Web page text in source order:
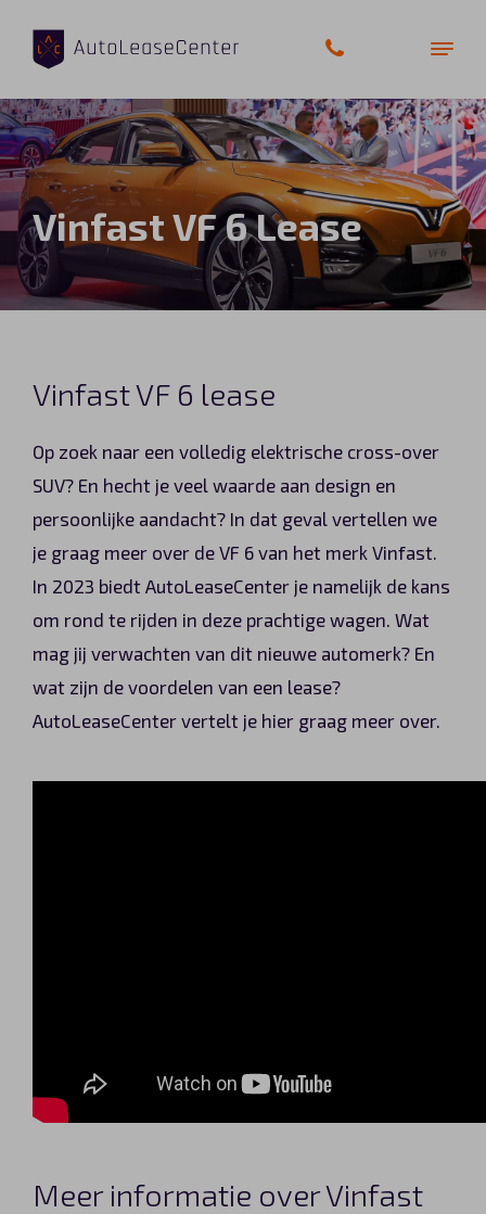
Vinfast VF 6 Lease
Vinfast VF 6 lease
Op zoek naar een volledig elektrische cross-over
SUV? En hecht je veel waarde aan design en
persoonlijke aandacht? In dat geval vertellen we
je graag meer over de VF 6 van het merk Vinfast.
In 2023 biedt AutoLeaseCenter je namelijk de kans
om rond te rijden in deze prachtige wagen. Wat
mag jij verwachten van dit nieuwe automerk? En
wat zijn de voordelen van een lease?
AutoLeaseCenter vertelt je hier graag meer over.
Meer informatie over Vinfast
Zakelijke auto’s
Bedrijfswagens
Elektrische auto’s
Private lease
Shortlease
Automerken
Vragen?
Over ons
Contact